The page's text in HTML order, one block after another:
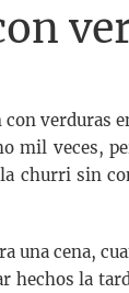
con verduras
mil veces,
churri sin
una cena,
hechos la